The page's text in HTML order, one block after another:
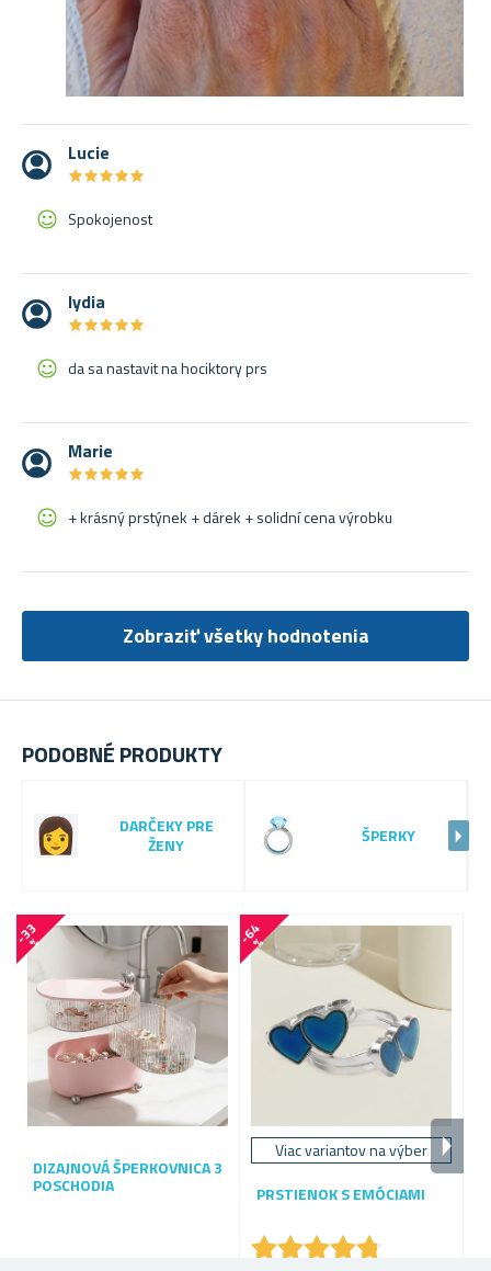
PODOBNÉ PRODUKTY
DARČEKY PRE
ŽENY
ŠPERKY
-
3
3
%
DIZAJNOVÁ ŠPERKOVNICA 3
POSCHODIA
-
6
4
%
Viac variantov na výber
PRSTIENOK S EMÓCIAMI
★★★★★
★★★★★
Lucie
★★★★★
★★★★★
Spokojenost
lydia
★★★★★
★★★★★
da sa nastavit na hociktory prs
Marie
★★★★★
★★★★★
+ krásný prstýnek + dárek + solidní cena výrobku
Zobraziť všetky hodnotenia